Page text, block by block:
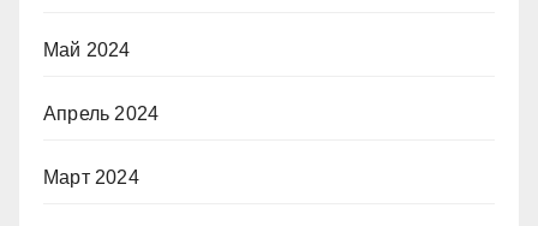
Май 2024
Апрель 2024
Март 2024